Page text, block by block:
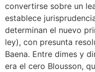
convertirse sobre un
establece
determinan el nuevo
ley), con presunta
Baena. Entre dimes y
era el cero Blousson,